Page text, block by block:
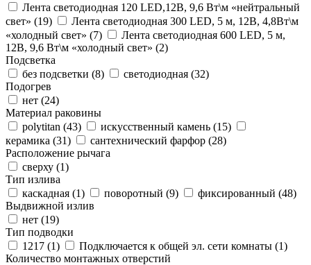
Лента светодиодная 120 LED,12В, 9,6 Вт\м «нейтральный
свет» (19)
Лента светодиодная 300 LED, 5 м, 12В, 4,8Вт\м
«холодный свет» (7)
Лента светодиодная 600 LED, 5 м,
12В, 9,6 Вт\м «холодный свет» (2)
Подсветка
без подсветки (8) светодиодная (32)
Подогрев
нет (24)
Материал раковины
polytitan (43) искусственный камень (15)
керамика (31) сантехнический фарфор (28)
Расположение рычага
сверху (1)
Тип излива
каскадная (1) поворотный (9) фиксированный (48)
Выдвижной излив
нет (19)
Тип подводки
1217 (1) Подключается к общей эл. сети комнаты (1)
Количество монтажных отверстий